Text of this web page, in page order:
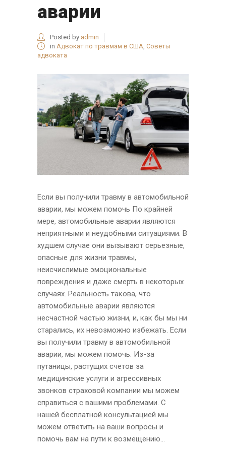
аварии
Posted by admin
in Адвокат по травмам в США Советы
адвоката
Если вы получили травму в автомобильной
аварии, мы можем помочь По крайней
мере, автомобильные аварии являются
неприятными и неудобными ситуациями. В
худшем случае они вызывают серьезные,
опасные для жизни травмы,
неисчислимые эмоциональные
повреждения и даже смерть в некоторых
случаях. Реальность такова, что
автомобильные аварии являются
несчастной частью жизни, и, как бы мы ни
старались, их невозможно избежать. Если
вы получили травму в автомобильной
аварии, мы можем помочь. Из-за
путаницы, растущих счетов за
медицинские услуги и агрессивных
звонков страховой компании мы можем
справиться с вашими проблемами. С
нашей бесплатной консультацией мы
можем ответить на ваши вопросы и
помочь вам на пути к возмещению...